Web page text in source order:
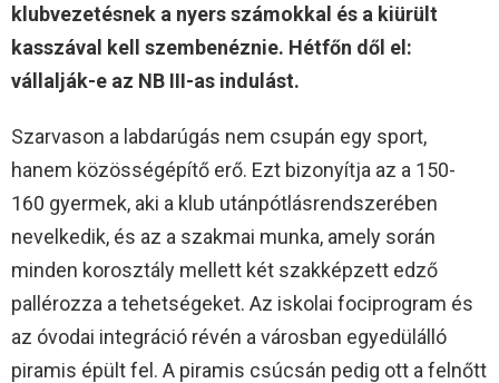
klubvezetésnek a nyers számokkal és a kiürült
kasszával kell szembenéznie. Hétfőn dől el:
vállalják-e az NB III-as indulást.
Szarvason a labdarúgás nem csupán egy sport,
hanem közösségépítő erő. Ezt bizonyítja az a 150-
160 gyermek, aki a klub utánpótlásrendszerében
nevelkedik, és az a szakmai munka, amely során
minden korosztály mellett két szakképzett edző
pallérozza a tehetségeket. Az iskolai fociprogram és
az óvodai integráció révén a városban egyedülálló
piramis épült fel. A piramis csúcsán pedig ott a felnőtt